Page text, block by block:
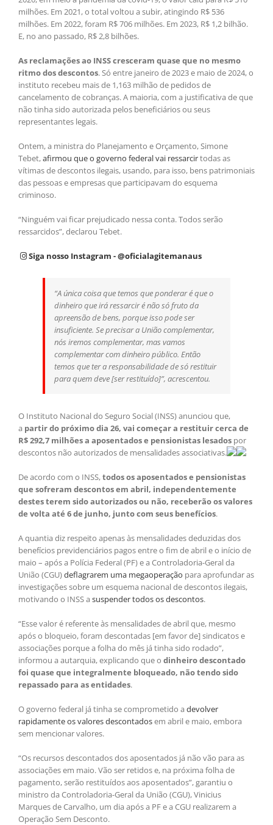
milhões. Em 2021, o total voltou a subir, atingindo R$ 536
milhões. Em 2022, foram R$ 706 milhões. Em 2023, R$ 1,2 bilhão.
E, no ano passado, R$ 2,8 bilhões.
As reclamações ao INSS cresceram quase que no mesmo
ritmo dos descontos. Só entre janeiro de 2023 e maio de 2024, o
instituto recebeu mais de 1,163 milhão de pedidos de
cancelamento de cobranças. A maioria, com a justificativa de que
não tinha sido autorizada pelos beneficiários ou seus
representantes legais.
Ontem, a ministra do Planejamento e Orçamento, Simone
Tebet,afirmou que o governo federal vai ressarcirtodas as
vítimas de descontos ilegais, usando, para isso, bens patrimoniais
das pessoas e empresas que participavam do esquema
criminoso.
“Ninguém vai ficar prejudicado nessa conta. Todos serão
ressarcidos”, declarou Tebet.
Siga nosso Instagram - @oficialagitemanaus
“A única coisa que temos que ponderar é que o
dinheiro que irá ressarcir é não só fruto da
apreensão de bens, porque isso pode ser
insuficiente. Se precisar a União complementar,
nós iremos complementar, mas vamos
complementar com dinheiro público. Então
temos que ter a responsabilidade de só restituir
para quem deve [ser restituído]”, acrescentou.
O Instituto Nacional do Seguro Social (INSS) anunciou que,
a partir do próximo dia 26, vai começar a restituir cerca de
R$ 292,7 milhões a aposentados e pensionistas lesados por
descontos não autorizados de mensalidades associativas.
De acordo com o INSS,todos os aposentados e pensionistas
que sofreram descontos em abril, independentemente
destes terem sido autorizados ou não, receberão os valores
de volta até 6 de junho, junto com seus benefícios.
A quantia diz respeito apenas às mensalidades deduzidas dos
benefícios previdenciários pagos entre o fim de abril e o início de
maio – após a Polícia Federal (PF) e a Controladoria-Geral da
União (CGU)deflagrarem uma megaoperação para aprofundar as
investigações sobre um esquema nacional de descontos ilegais,
motivando o INSS a suspender todos os descontos.
“Esse valor é referente às mensalidades de abril que, mesmo
após o bloqueio, foram descontadas [em favor de] sindicatos e
associações porque a folha do mês já tinha sido rodado”,
informou a autarquia, explicando que o dinheiro descontado
foi quase que integralmente bloqueado, não tendo sido
repassado para as entidades.
O governo federal já tinha se comprometido a devolver
rapidamente os valores descontadosem abril e maio, embora
sem mencionar valores.
“Os recursos descontados dos aposentados já não vão para as
associações em maio. Vão ser retidos e, na próxima folha de
pagamento, serão restituídos aos aposentados”, garantiu o
ministro da Controladoria-Geral da União (CGU), Vinicius
Marques de Carvalho, um dia após a PF e a CGU realizarem a
Operação Sem Desconto.